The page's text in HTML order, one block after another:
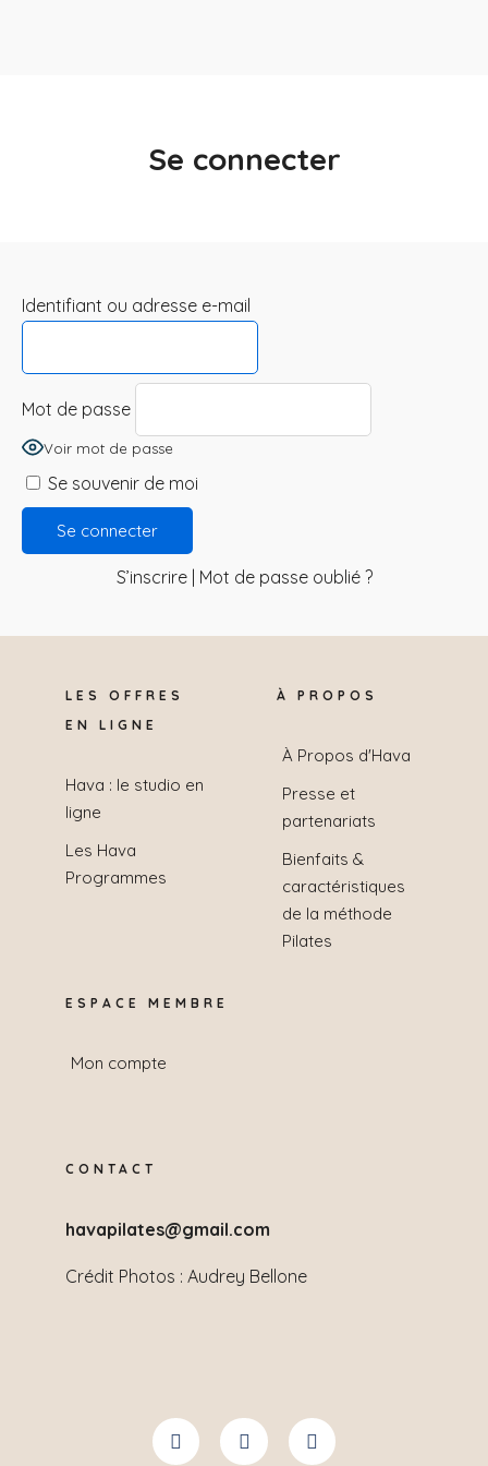
Se connecter
Identifiant ou adresse e-mail
Mot de passe
Voir mot de passe
Se souvenir de moi
S’inscrire| Mot de passe oublié ?
LES OFFRES
EN LIGNE
Hava : le studio en
ligne
Les Hava
Programmes
À PROPOS
À Propos d'Hava
Presse et
partenariats
Bienfaits &
caractéristiques
de la méthode
Pilates
ESPACE MEMBRE
Mon compte
CONTACT
havapilates@gmail.com
Crédit Photos : Audrey Bellone